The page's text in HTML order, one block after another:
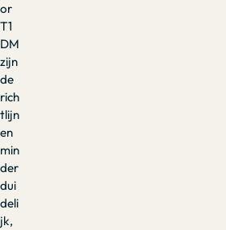
or
T1
DM
zijn
de
rich
tlijn
en
min
der
dui
deli
jk,